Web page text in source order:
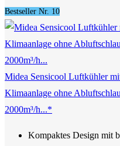
Bestseller Nr. 10
Midea Sensicool Luftkühler
Klimaanlage ohne
2000m³/h...*
Kompaktes Design mit